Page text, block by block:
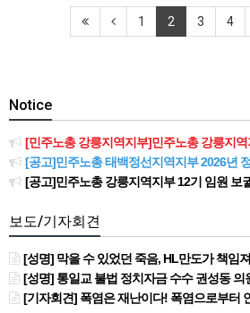
1 2 3 4
Notice
[민주노총 강릉지역지부]민주노총 강릉지역지부 제12
[공고]민주노총 태백정선지역지부 2026년 정기
[공고]민주노총 강릉지역지부 12기 임원 보궐
보도/기자회견
[성명] 막을 수 있었던 죽음, HL만도가 책임져라 : 청년노동자 사망사고의 철저한
[성명] 통일교 불법 정치자금 수수 권성동 의원
[기자회견] 폭염은 재난이다! 폭염으로부터 안전한 일터를 위한 민주노총 강원